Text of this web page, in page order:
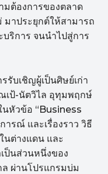
มต้องการของตลาด
มาประยุกต์ให้สามารถ
ริการ จนนำไปสู่การ
รับเชิญผู้เป็นศิษย์เก่า
เป้-นัตวิไล อุทุมพฤกษ์
หัวข้อ “Business
ารณ์ และเรื่องราว วิธี
นต่างแดน และ
ป็นส่วนหนึ่งของ
ผ่านโปรแกรมบ่ม